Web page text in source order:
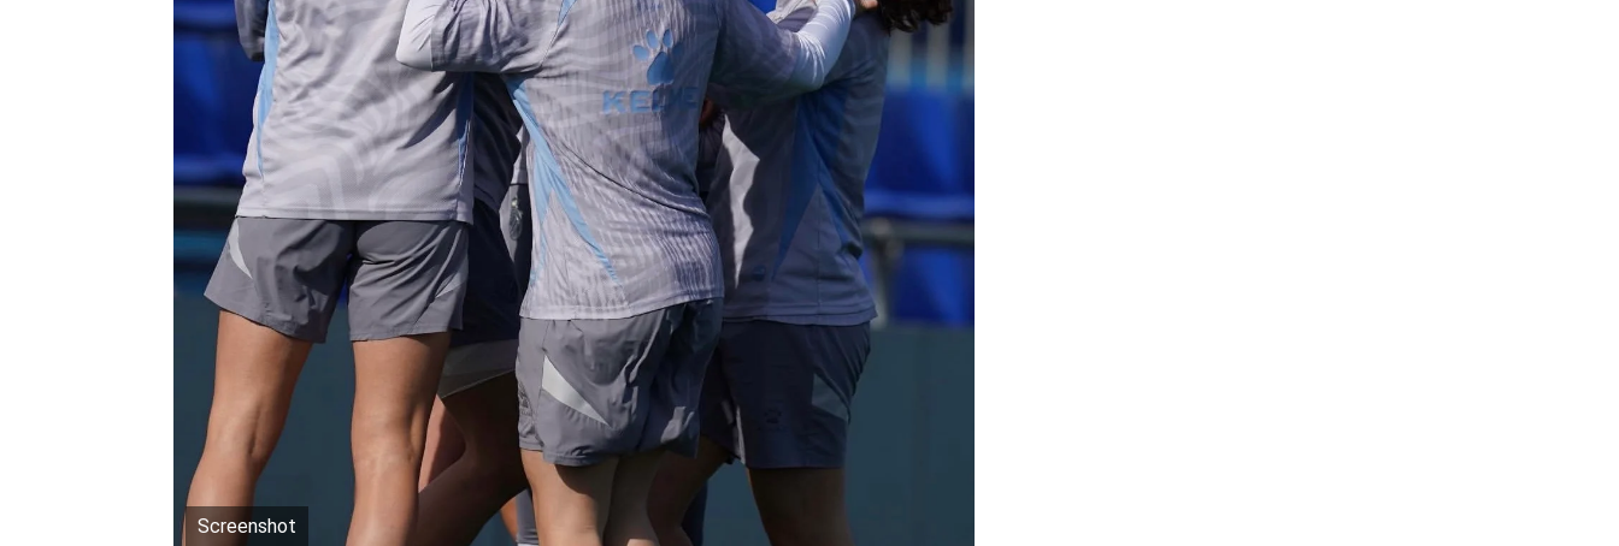
Screenshot